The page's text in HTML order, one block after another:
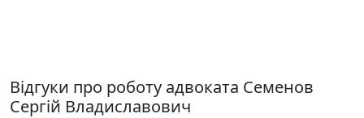
Відгуки про роботу адвоката Семенов
Сергій Владиславович